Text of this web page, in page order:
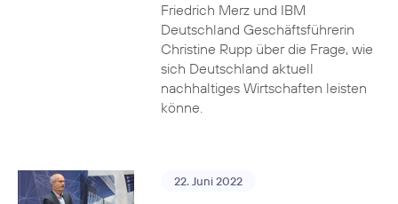
Friedrich Merz und IBM
Deutschland Geschäftsführerin
Christine Rupp über die Frage, wie
sich Deutschland aktuell
nachhaltiges Wirtschaften leisten
könne.
22. Juni 2022